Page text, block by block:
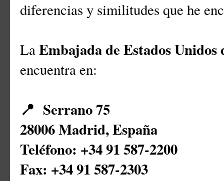
diferencias y similitudes que he
LaEmbajada de Estados
encuentra en:
📍 Serrano 75
28006 Madrid, España
Teléfono: +34 91 587-2200
Fax: +34 91 587-2303